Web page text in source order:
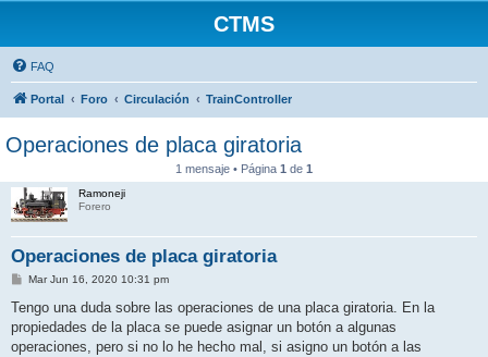
CTMS
FAQ
Portal Foro Circulación TrainController
Operaciones de placa giratoria
1 mensaje • Página 1 de 1
Ramoneji
Forero
Operaciones de placa giratoria
M
n
a
j
Mar Jun 16, 2020 10:31 pm
Tengo una duda sobre las operaciones de una placa giratoria. En la
propiedades de la placa se puede asignar un botón a algunas
operaciones, pero si no lo he hecho mal, si asigno un botón a las